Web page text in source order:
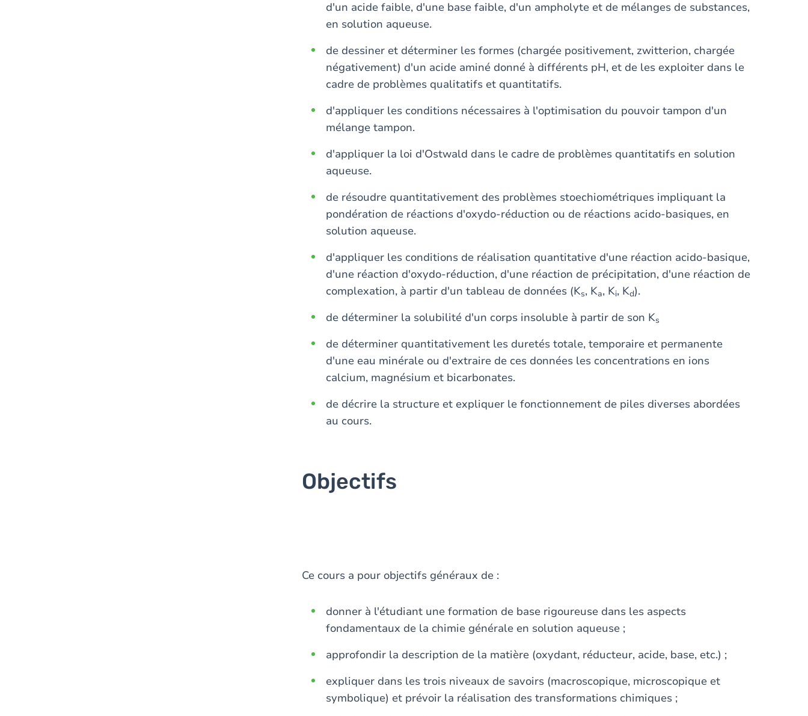
d'un acide faible, d'une base faible, d'un ampholyte et de mélanges de substances,
en solution aqueuse.
de dessiner et déterminer les formes (chargée positivement, zwitterion, chargée
négativement) d'un acide aminé donné à différents pH, et de les exploiter dans le
cadre de problèmes qualitatifs et quantitatifs.
d'appliquer les conditions nécessaires à l'optimisation du pouvoir tampon d'un
mélange tampon.
d'appliquer la loi d'Ostwald dans le cadre de problèmes quantitatifs en solution
aqueuse.
de résoudre quantitativement des problèmes stoechiométriques impliquant la
pondération de réactions d'oxydo-réduction ou de réactions acido-basiques, en
solution aqueuse.
d'appliquer les conditions de réalisation quantitative d'une réaction acido-basique,
d'une réaction d'oxydo-réduction, d'une réaction de précipitation, d'une réaction de
complexation, à partir d'un tableau de données (Ks, Ka, Ki, Kd).
de déterminer la solubilité d'un corps insoluble à partir de son Ks
de déterminer quantitativement les duretés totale, temporaire et permanente
d'une eau minérale ou d'extraire de ces données les concentrations en ions
calcium, magnésium et bicarbonates.
de décrire la structure et expliquer le fonctionnement de piles diverses abordées
au cours.
Objectifs
Ce cours a pour objectifs généraux de :
donner à l'étudiant une formation de base rigoureuse dans les aspects
fondamentaux de la chimie générale en solution aqueuse ;
approfondir la description de la matière (oxydant, réducteur, acide, base, etc.) ;
expliquer dans les trois niveaux de savoirs (macroscopique, microscopique et
symbolique) et prévoir la réalisation des transformations chimiques ;